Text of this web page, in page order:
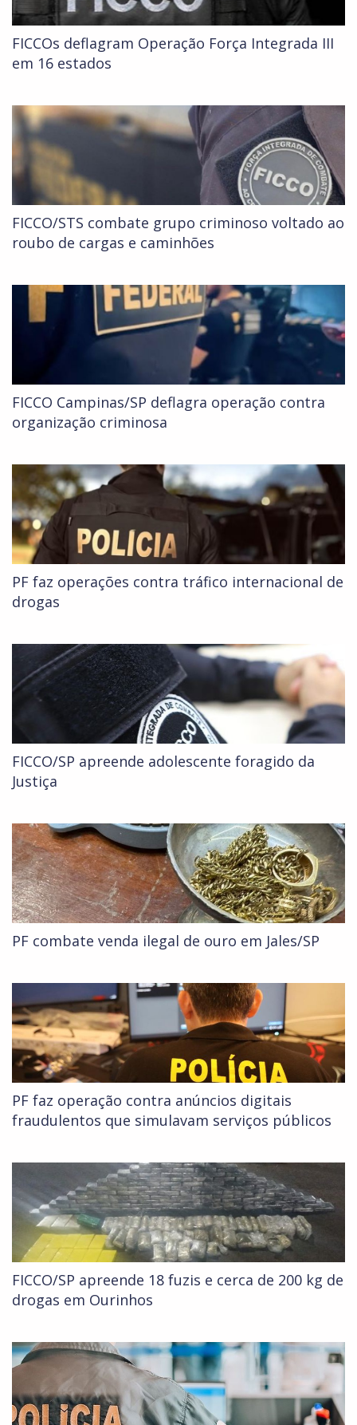
FICCOs deflagram Operação Força Integrada III
em 16 estados
FICCO/STS combate grupo criminoso voltado ao
roubo de cargas e caminhões
FICCO Campinas/SP deflagra operação contra
organização criminosa
PF faz operações contra tráfico internacional de
drogas
FICCO/SP apreende adolescente foragido da
Justiça
PF combate venda ilegal de ouro em Jales/SP
PF faz operação contra anúncios digitais
fraudulentos que simulavam serviços públicos
FICCO/SP apreende 18 fuzis e cerca de 200 kg de
drogas em Ourinhos